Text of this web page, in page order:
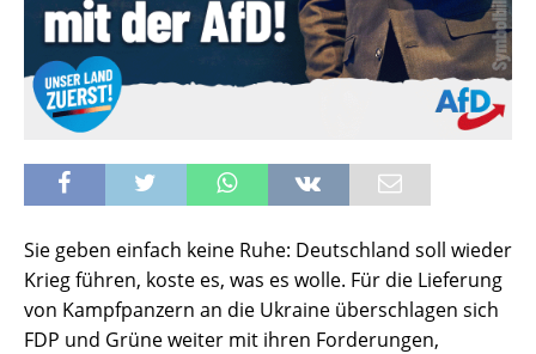
Sie geben einfach keine Ruhe: Deutschland soll wieder
Krieg führen, koste es, was es wolle. Für die Lieferung
von Kampfpanzern an die Ukraine überschlagen sich
FDP und Grüne weiter mit ihren Forderungen,